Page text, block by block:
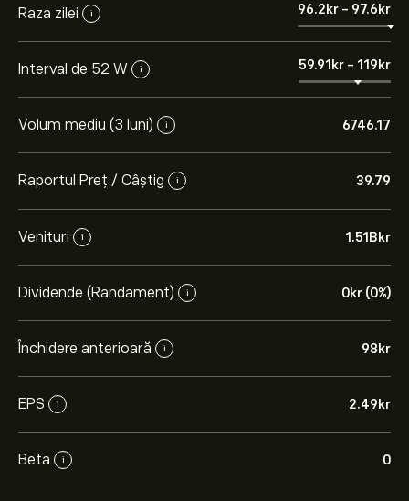
Raza zilei i 96.2‎kr‎ - 97.6‎kr‎
Interval de 52 W i 59.91‎kr‎ - 119‎kr‎
Volum mediu (3 luni) i 6746.17
Raportul Preț / Câștig i 39.79
Venituri i 1.51B‎kr‎
Dividende (Randament) i 0‎kr‎ (0%)
Închidere anterioară i 98‎kr‎
EPS i 2.49‎kr‎
Beta i 0